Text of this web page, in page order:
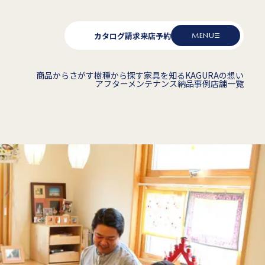
カタログ請求来店予約 MENU
商品からさがす樹種から探す家具を知るKAGURAの想い
アフターメンテナンス納品事例店舗一覧